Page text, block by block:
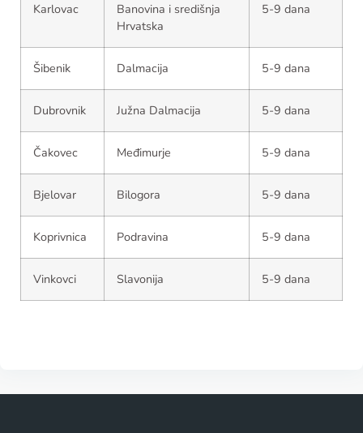
Karlovac
Banovina i središnja
Hrvatska
5-9 dana
Šibenik Dalmacija 5-9 dana
Dubrovnik Južna Dalmacija 5-9 dana
Čakovec Međimurje 5-9 dana
Bjelovar Bilogora 5-9 dana
Koprivnica Podravina 5-9 dana
Vinkovci Slavonija 5-9 dana